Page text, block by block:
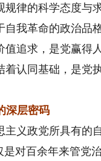
律的科学态度与
我革命的政治品
追求，是党赢得
认同基础，是党
深层密码
义政党所具有的
对百余年来管党